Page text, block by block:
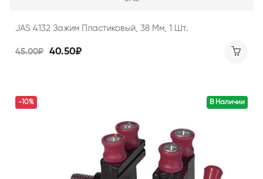
JAS 4132 Зажим Пластиковый, 38 Мм, 1 Шт.
45.00₽ 40.50₽
В Наличии
-10%